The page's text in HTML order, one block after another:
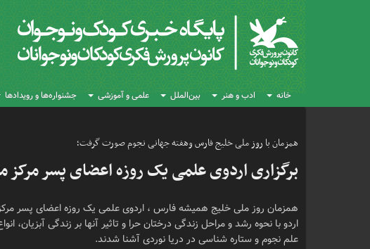
خانه ادب و هنر بین‌الملل علمی و آموزشی جشنواره‌ها و رویدادها
همزمان با روز ملی خلیج فارس وهفته جهانی نجوم صورت گرفت؛
برگزاری اردوی علمی یک روزه اعضای پسر مرکز
همزمان روز ملی خلیج همیشه فارس ، اردوی علمی یک روزه اعضای پسر
اردو با نحوه رشد و مراحل زندگی درختان حرا و تاثیر آنها بر زندگی آبزیان،
علم نجوم و ستاره شناسی در دریا نوردی آشنا شدند.